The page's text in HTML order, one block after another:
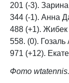
201 (-3).
344 (-1). Анна
488 (+1). Жибек
558. (0). Гозаль
971 (+12).
Фото